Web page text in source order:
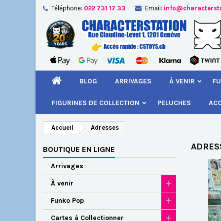
Téléphone: 022 731 17 33 Email:
BLOG ARRIVAGES À VENIR
FIGURINES DE COLLECTION PELUCHES
Accueil Adresses
BOUTIQUE EN LIGNE
Arrivages
À venir
Funko Pop
Cartes à Collectionner